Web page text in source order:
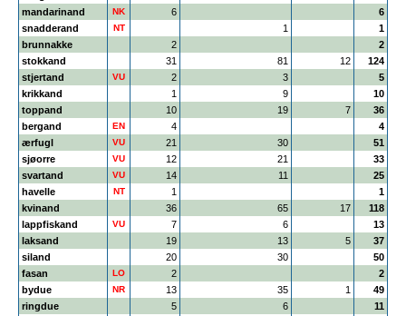
mandarinand
NK 6
6
snadderand
NT 1
1
brunnakke
2
2
stokkand
31 81 12
124
stjertand
VU 2 3
5
krikkand
1 9
10
toppand
10 19 7
36
bergand
EN 4
4
ærfugl
VU 21 30
51
sjøorre
VU 12 21
33
svartand
VU 14 11
25
havelle
NT 1
1
kvinand
36 65 17
118
lappfiskand
VU 7 6
13
laksand
19 13 5
37
siland
20 30
50
fasan
LO 2
2
bydue
NR 13 35 1
49
ringdue
5 6
11